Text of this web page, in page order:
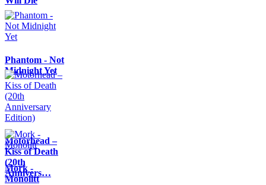
Phantom - Not
Midnight Yet
Motörhead –
Kiss of Death
(20th
Annivers…
Mork -
Monolitt